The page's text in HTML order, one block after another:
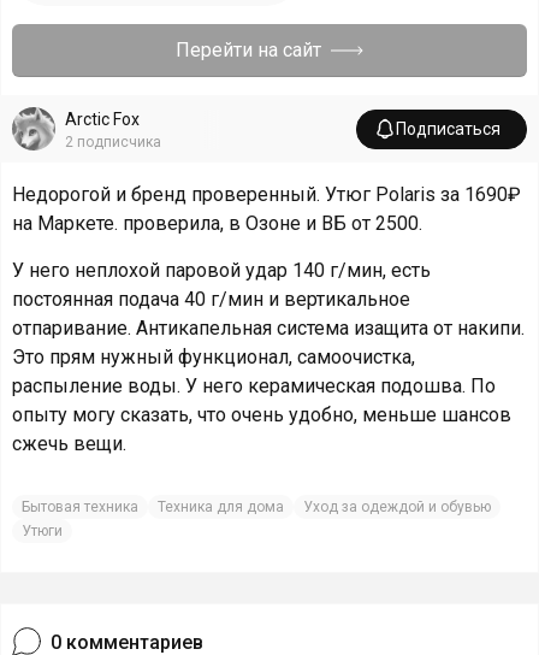
Перейти на сайт
Arctic Fox
2 подписчика
Подписаться
Недорогой и бренд проверенный. Утюг Polaris за 1690₽
на Маркете. проверила, в Озоне и ВБ от 2500.
У него неплохой паровой удар 140 г/мин, есть
постоянная подача 40 г/мин и вертикальное
отпаривание. Антикапельная система изащита от накипи.
Это прям нужный функционал, самоочистка,
распыление воды. У него керамическая подошва. По
опыту могу сказать, что очень удобно, меньше шансов
сжечь вещи.
Бытовая техника Техника для дома
Уход за одеждой и обувью
Утюги
0 комментариев